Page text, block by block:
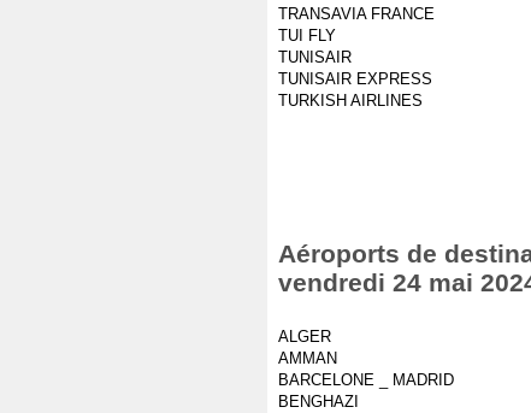
TRANSAVIA FRANCE
TUI FLY
TUNISAIR
TUNISAIR EXPRESS
TURKISH AIRLINES
Aéroports de
vendredi 24 mai
ALGER
AMMAN
BARCELONE _ MADRID
BENGHAZI